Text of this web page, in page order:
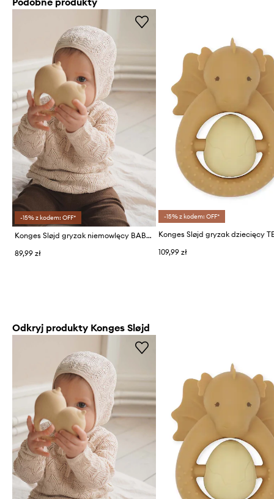
-15% z kodem: OFF*
Konges Sløjd gryzak niemowlęcy BABS TEETHER
89,99 zł
-15% z kodem: OFF*
109,99 zł
Odkryj produkty Konges Sløjd